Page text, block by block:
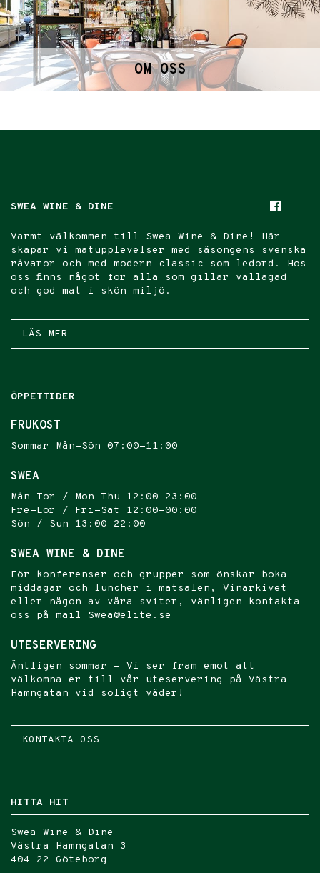
OM OSS
SWEA WINE & DINE
Varmt välkommen till Swea Wine & Dine!
Här
skapar vi matupplevelser med säsongens svenska
råvaror och med modern classic som ledord .
Hos
oss finns något för alla som gillar vällagad
och god mat i skön miljö.
LÄS MER
ÖPPETTIDER
FRUKOST
Sommar Mån-Sön 07:00-11:00
SWEA
Mån-Tor / Mon-Thu 12:00-23:00
Fre-Lör / Fri-Sat 12:00-00:00
Sön / Sun 13:00-22:00
SWEA WINE & DINE
För konferenser och grupper som önskar boka
middagar och luncher i matsalen, Vinarkivet
eller någon av våra sviter, vänligen kontakta
oss på mail Swea@elite.se
UTESERVERING
Äntligen sommar - Vi ser fram emot att
välkomna er till vår uteservering på Västra
Hamngatan vid soligt väder!
KONTAKTA OSS
HITTA HIT
Swea Wine & Dine
Västra Hamngatan 3
404 22 Göteborg